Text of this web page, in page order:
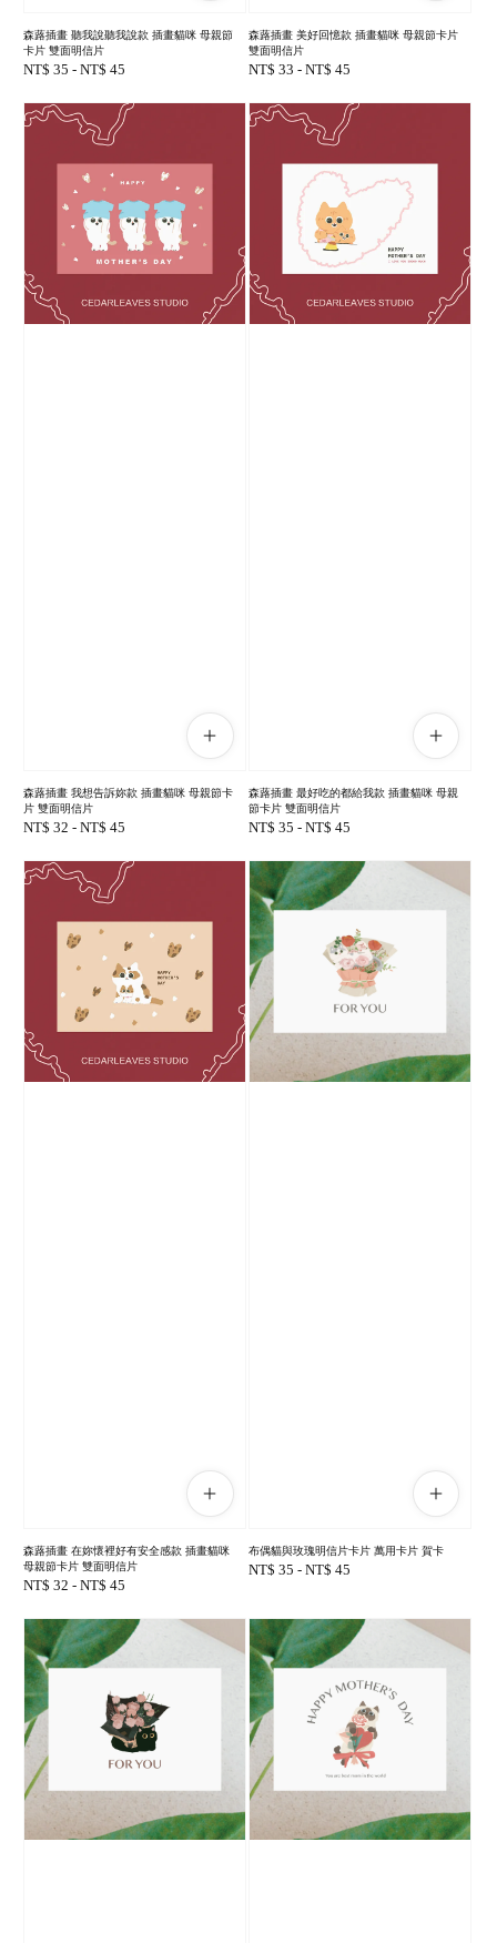
森蕗插畫 聽我說聽我說款 插畫貓咪 母親節
卡片 雙面明信片
Regular
NT$ 35 - NT$ 45
森蕗插畫 美好回憶款 插畫貓咪 母親節卡片
雙面明信片
Regular
NT$ 33 - NT$ 45
森蕗插畫 我想告訴妳款 插畫貓咪 母親節卡
片 雙面明信片
Regular
NT$ 32 - NT$ 45
森蕗插畫 最好吃的都給我款 插畫貓咪 母親
節卡片 雙面明信片
Regular
NT$ 35 - NT$ 45
森蕗插畫 在妳懷裡好有安全感款 插畫貓咪
母親節卡片 雙面明信片
Regular
NT$ 32 - NT$ 45
布偶貓與玫瑰明信片卡片 萬用卡片 賀卡
Regular
NT$ 35 - NT$ 45